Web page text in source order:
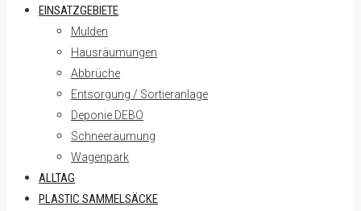
EINSATZGEBIETE
Mulden
Hausräumungen
Abbrüche
Entsorgung / Sortieranlage
Deponie DEBO
Schneeräumung
Wagenpark
ALLTAG
PLASTIC SAMMELSÄCKE